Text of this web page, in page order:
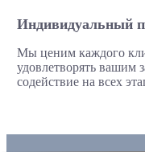
Индивидуальный
Мы ценим каждого
удовлетворять
содействие на всех